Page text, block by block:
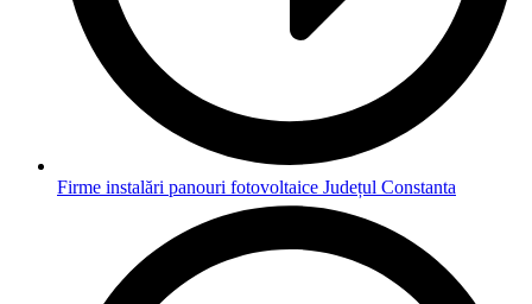
Firme instalări panouri fotovoltaice Județul Constanta